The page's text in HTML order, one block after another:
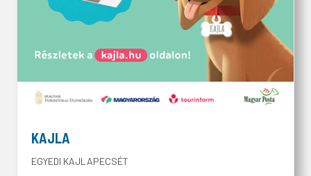
KAJLA
EGYEDI KAJLAPECSÉT